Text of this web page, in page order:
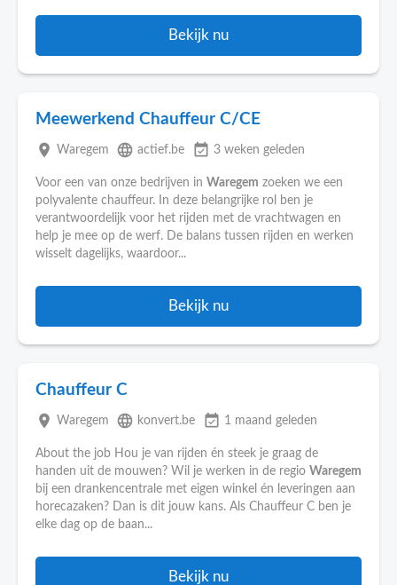
Bekijk nu
Meewerkend Chauffeur C/CE
place Waregem language actief.be event_available 3 weken geleden
Voor een van onze bedrijven in Waregem zoeken we een
polyvalente chauffeur. In deze belangrijke rol ben je
verantwoordelijk voor het rijden met de vrachtwagen en
help je mee op de werf. De balans tussen rijden en werken
wisselt dagelijks, waardoor...
Bekijk nu
Chauffeur C
place Waregem language konvert.be event_available 1 maand geleden
About the job Hou je van rijden én steek je graag de
handen uit de mouwen? Wil je werken in de regio Waregem
bij een drankencentrale met eigen winkel én leveringen aan
horecazaken? Dan is dit jouw kans. Als Chauffeur C ben je
elke dag op de baan...
Bekijk nu